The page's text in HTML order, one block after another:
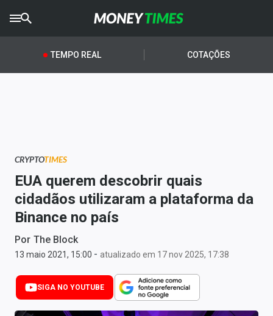
CRYPTOTIMES
AGROTIMES
Newsletters
Money Trader
Anuncie
Últimas Notícias
Newsletters
Cotações
TEMPO REAL COTAÇÕES
CRYPTOTIMES
EUA querem descobrir quais
cidadãos utilizaram a plataforma da
Binance no país
Por The Block
13 maio 2021, 15:00 - atualizado em 17 nov 2025, 17:38
SIGA NO YOUTUBE